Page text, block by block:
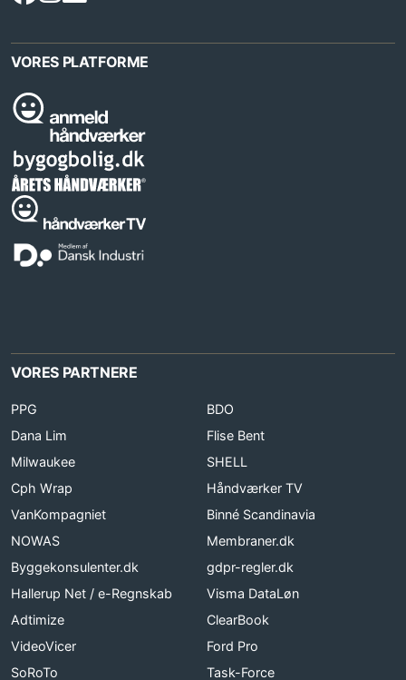
VORES PLATFORME
VORES PARTNERE
PPG
BDO
Dana Lim
Flise Bent
Milwaukee
SHELL
Cph Wrap
Håndværker TV
VanKompagniet
Binné Scandinavia
NOWAS
Membraner.dk
Byggekonsulenter.dk
gdpr-regler.dk
Hallerup Net / e-Regnskab
Visma DataLøn
Adtimize
ClearBook
VideoVicer
Ford Pro
SoRoTo
Task-Force